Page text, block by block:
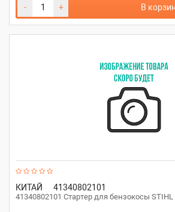
- + В
КИТАЙ 41340802101
41340802101 Стартер для бензокосы STIHL